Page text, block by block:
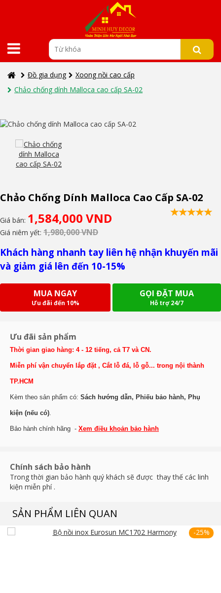
Đồ gia dụng
Xoong nồi cao cấp
Chảo chống dính Malloca cao cấp SA-02
Chảo Chống Dính Malloca Cao Cấp SA-02
Giá bán: 1,584,000 VND
Giá niêm yết: 1,980,000 VND
Khách hàng nhanh tay liên hệ nhận khuyến mãi
và giảm giá lên đến 10-15%
MUA NGAY
Ưu đãi đến 10%
GỌI ĐẶT MUA
Hỗ trợ 24/7
Ưu đãi sản phẩm
Thời gian giao hàng: 4 - 12 tiếng, cả T7 và CN.
Miễn phí vận chuyển lắp đặt , Cắt lỗ đá, lỗ gỗ... trong nội thành
TP.HCM
Kèm theo sản phẩm có: Sách hướng dẫn, Phiếu bảo hành, Phụ
kiện (nếu có).
Bảo hành chính hãng - Xem điều khoản bảo hành
Chính sách bảo hành
Trong thời gian bảo hành quý khách sẽ được thay thế các linh
kiện miễn phí .
SẢN PHẨM LIÊN QUAN
-25%